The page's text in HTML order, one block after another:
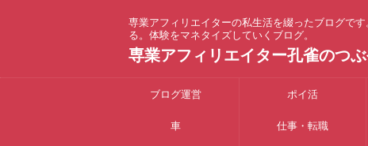
専業アフィリエイターの私生活を綴ったブログで
る。体験をマネタイズしていくブログ。
専業アフィリエイター孔雀のつ
ブログ運営 ポイ活
車 仕事・転職